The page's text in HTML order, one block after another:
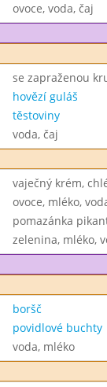
ovoce, voda, čaj
se zapraženou
hovězí guláš
těstoviny
voda, čaj
vaječný krém,
ovoce, mléko,
pomazánka
zelenina, mléko,
boršč
povidlové buchty
voda, mléko